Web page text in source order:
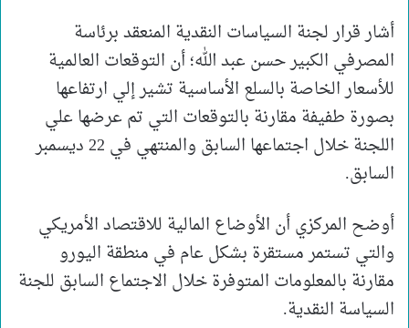
أشار قرار لجنة السياسات النقدية المنعقد برئاسة
المصرفي الكبير حسن عبد الله؛ أن التوقعات العالمية
للأسعار الخاصة بالسلع الأساسية تشير إلي ارتفاعها
بصورة طفيفة مقارنة بالتوقعات التي تم عرضها علي
اللجنة خلال اجتماعها السابق والمنتهي في 22 ديسمبر
السابق.
أوضح المركزي أن الأوضاع المالية للاقتصاد الأمريكي
والتي تستمر مستقرة بشكل عام في منطقة اليورو
مقارنة بالمعلومات المتوفرة خلال الاجتماع السابق للجنة
السياسة النقدية.